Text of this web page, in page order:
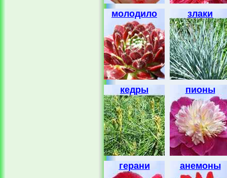
молодило злаки
кедры пионы
герани анемоны